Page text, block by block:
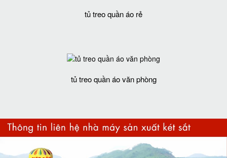
tủ treo quần áo rẻ
tủ treo quần áo văn phòng